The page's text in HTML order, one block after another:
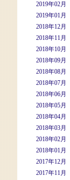
2019年02月
2019年01月
2018年12月
2018年11月
2018年10月
2018年09月
2018年08月
2018年07月
2018年06月
2018年05月
2018年04月
2018年03月
2018年02月
2018年01月
2017年12月
2017年11月